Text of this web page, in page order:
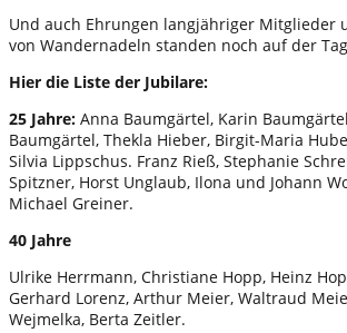
Und auch Ehrungen langjähriger Mitglieder
von Wandernadeln standen noch auf der
Hier die Liste der Jubilare:
25 Jahre: Anna Baumgärtel, Karin
Baumgärtel, Thekla Hieber, Birgit-Maria
Silvia Lippschus. Franz Rieß, Stephanie
Spitzner, Horst Unglaub, Ilona und Johann
Michael Greiner.
40 Jahre
Ulrike Herrmann, Christiane Hopp, Heinz
Gerhard Lorenz, Arthur Meier, Waltraud
Wejmelka, Berta Zeitler.